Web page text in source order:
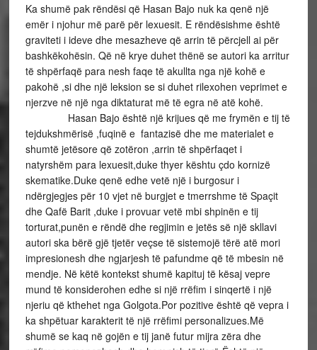
Ka shumë pak rëndësi që Hasan Bajo nuk ka qenë një
emër i njohur më parë për lexuesit. E rëndësishme është
graviteti i ideve dhe mesazheve që arrin të përcjell ai për
bashkëkohësin. Që në krye duhet thënë se autori ka arritur
të shpërfaqë para nesh faqe të akullta nga një kohë e
pakohë ,si dhe një leksion se si duhet rilexohen veprimet e
njerzve në një nga diktaturat më të egra në atë kohë.
Hasan Bajo është një krijues që me frymën e tij të
tejdukshmërisë ,fuqinë e fantazisë dhe me materialet e
shumtë jetësore që zotëron ,arrin të shpërfaqet i
natyrshëm para lexuesit,duke thyer kështu çdo kornizë
skematike.Duke qenë edhe vetë një i burgosur i
ndërgjegjes për 10 vjet në burgjet e tmerrshme të Spaçit
dhe Qafë Barit ,duke i provuar vetë mbi shpinën e tij
torturat,punën e rëndë dhe regjimin e jetës së një skllavi
autori ska bërë gjë tjetër veçse të sistemojë tërë atë mori
impresionesh dhe ngjarjesh të pafundme që të mbesin në
mendje. Në këtë kontekst shumë kapituj të kësaj vepre
mund të konsiderohen edhe si një rrëfim i sinqertë i një
njeriu që kthehet nga Golgota.Por pozitive është që vepra i
ka shpëtuar karakterit të një rrëfimi personalizues.Më
shumë se kaq në gojën e tij janë futur mijra zëra dhe